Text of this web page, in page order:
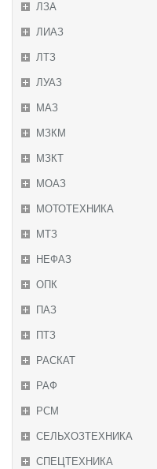
ЛЗА
ЛИАЗ
ЛТЗ
ЛУАЗ
МАЗ
МЗКМ
МЗКТ
МОАЗ
МОТОТЕХНИКА
МТЗ
НЕФАЗ
ОПК
ПАЗ
ПТЗ
РАСКАТ
РАФ
РСМ
СЕЛЬХОЗТЕХНИКА
СПЕЦТЕХНИКА